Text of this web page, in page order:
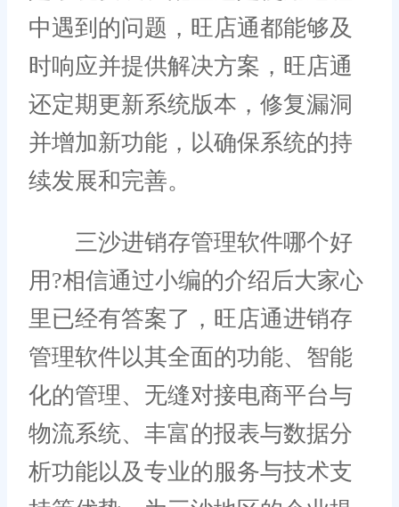
中遇到的问题，旺店通都能够及
时响应并提供解决方案，旺店通
还定期更新系统版本，修复漏洞
并增加新功能，以确保系统的持
续发展和完善。
三沙进销存管理软件哪个好
用?相信通过小编的介绍后大家心
里已经有答案了，旺店通进销存
管理软件以其全面的功能、智能
化的管理、无缝对接电商平台与
物流系统、丰富的报表与数据分
析功能以及专业的服务与技术支